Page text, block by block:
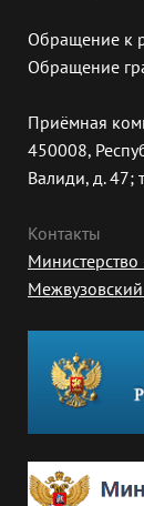
Обращение к
Обращение
Приёмная
450008,
Валиди, д. 47;
Контакты